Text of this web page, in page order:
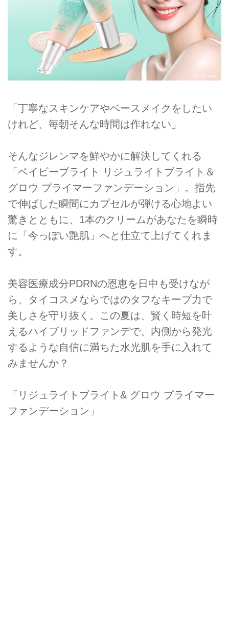
「丁寧なスキンケアやベースメイクをしたい
けれど、毎朝そんな時間は作れない」
そんなジレンマを鮮やかに解決してくれる
「ベイビーブライト リジュライトブライト＆
グロウ プライマーファンデーション」。指先
で伸ばした瞬間にカプセルが弾ける心地よい
驚きとともに、1本のクリームがあなたを瞬時
に「今っぽい艶肌」へと仕立て上げてくれま
す。
美容医療成分PDRNの恩恵を日中も受けなが
ら、タイコスメならではのタフなキープ力で
美しさを守り抜く。この夏は、賢く時短を叶
えるハイブリッドファンデで、内側から発光
するような自信に満ちた水光肌を手に入れて
みませんか？
「リジュライトブライト& グロウ プライマー
ファンデーション」